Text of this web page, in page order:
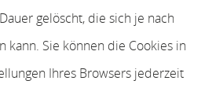
gelöscht, die sich je nach
kann. Sie können die Cookies in
Ihres Browsers jederzeit